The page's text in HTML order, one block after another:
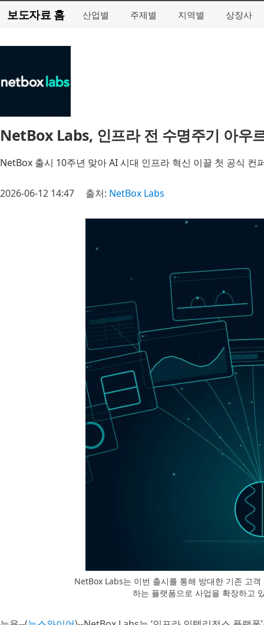
보도자료 홈 산업별 주제별 지역별 상장사
NetBox Labs, 인프라 전 수명주기 아우
NetBox 출시 10주년 맞아 AI 시대 인프라 혁신 이끌 첫 공식 컨
2026-06-12 14:47 출처: NetBox Labs
NetBox Labs는 이번 출시를 통해 방대한 기존 고
하는 플랫폼으로 사업을 확장하고